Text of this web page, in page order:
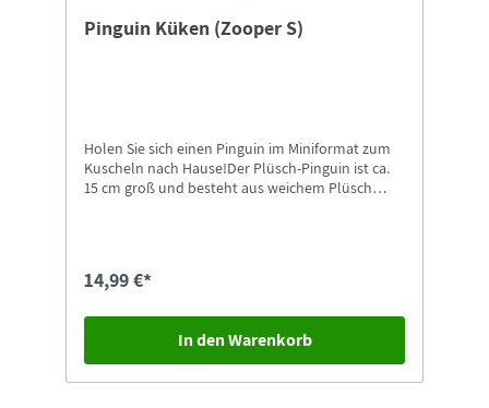
Pinguin Küken (Zooper S)
Holen Sie sich einen Pinguin im Miniformat zum
Kuscheln nach Hause!Der Plüsch-Pinguin ist ca.
15 cm groß und besteht aus weichem Plüsch
14,99 €*
In den Warenkorb